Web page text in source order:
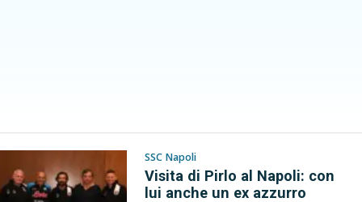
SSC Napoli
Visita di Pirlo al Napoli: con
lui anche un ex azzurro